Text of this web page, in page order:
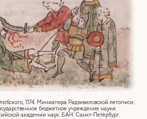
1174. Миниатюра Радзивиловской летописи.
бюджетное учреждение науки.
академии наук. БАН. Санкт-Петербург.